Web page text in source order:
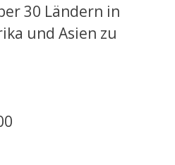
30 Ländern in
und Asien zu